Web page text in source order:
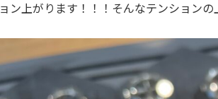
ョン上がります！！！そんなテンション